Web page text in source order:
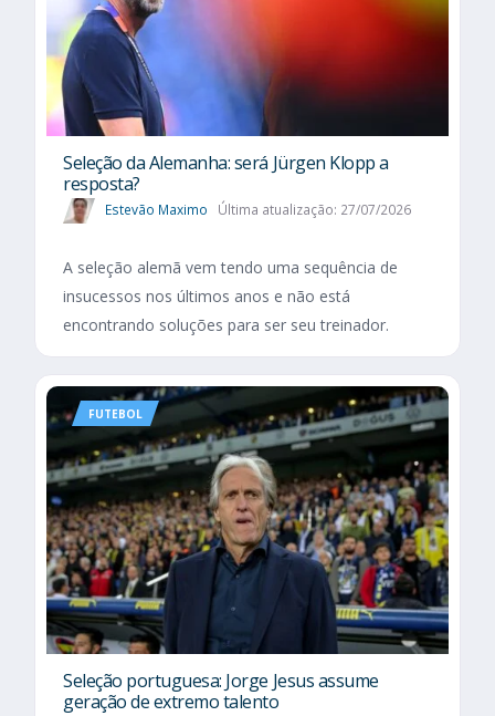
Seleção da Alemanha: será Jürgen Klopp a
resposta?
Estevão Maximo Última atualização: 27/07/2026
A seleção alemã vem tendo uma sequência de
insucessos nos últimos anos e não está
encontrando soluções para ser seu treinador.
FUTEBOL
Seleção portuguesa: Jorge Jesus assume
geração de extremo talento